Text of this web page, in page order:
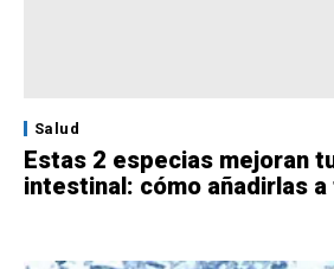
Salud
Estas 2 especias mejoran
intestinal: cómo añadirlas